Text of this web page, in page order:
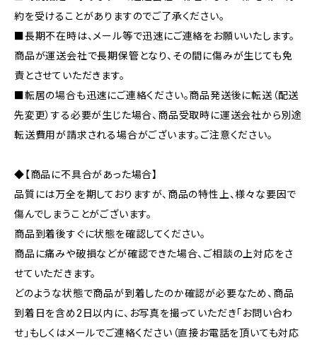
約を受けることがありますのでご了承ください。
■長期不在時は、メール等で迅速にご連絡をお願いいたします。
商品が運送会社で長期保管となり、その間に傷みが生じても免
責とさせていただきます。
■転居の場合も迅速にご連絡ください。商品発送後に転送（配送
先変更）する必要が生じた場合、商品受取時に運送会社から別途
転送費用が請求される場合がございます。ご注意ください。
◆【商品に不具合があった場合】
品質には万全を期しておりますが、商品の特性上、様々な要因で
傷んでしまうことがございます。
商品到着後すぐに状態を確認してください。
商品に痛みや破損などが確認できた場合、ご相談の上対応をさ
せていただきます。
どのような状態で商品が到着したのか確認が必要なため、商品
到着日を含め2日以内に、お写真を撮っていただき「お問い合わ
せ」もしくはメールでご連絡ください（直接お電話を頂いても対応